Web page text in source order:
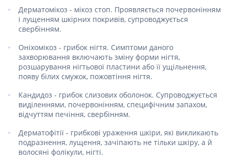
Дерматомікоз - мікоз стоп. Проявляється почервонінням
і лущенням шкірних покривів, супроводжується
свербінням.
Оніхомікоз - грибок нігтя. Симптоми даного
захворювання включають зміну форми нігтя,
розшарування нігтьової пластини або її ущільнення,
появу білих смужок, пожовтіння нігтя.
Кандидоз - грибок слизових оболонок. Супроводжується
виділеннями, почервонінням, специфічним запахом,
відчуттям печіння, свербінням.
Дерматофітії - грибкові ураження шкіри, які викликають
подразнення, лущення, зачіпають не тільки шкіру, а й
волосяні фолікули, нігті.